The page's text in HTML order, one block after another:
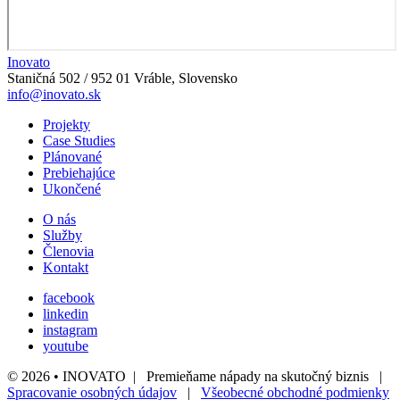
Inovato
Staničná 502 / 952 01 Vráble, Slovensko
info@inovato.sk
Projekty
Case Studies
Plánované
Prebiehajúce
Ukončené
O nás
Služby
Členovia
Kontakt
facebook
linkedin
instagram
youtube
© 2026 • INOVATO | Premieňame nápady na skutočný biznis |
Spracovanie osobných údajov | Všeobecné obchodné podmienky